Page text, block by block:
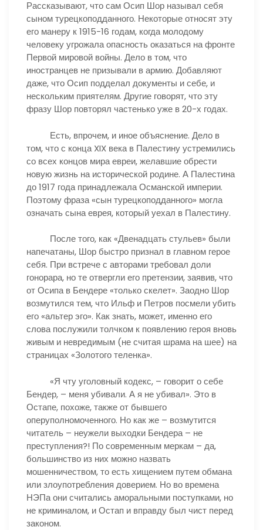
Рассказывают, что сам Осип Шор называл себя
сыном турецкоподданного. Некоторые относят эту
его манеру к 1915-16 годам, когда молодому
человеку угрожала опасность оказаться на фронте
Первой мировой войны. Дело в том, что
иностранцев не призывали в армию. Добавляют
даже, что Осип подделал документы и себе, и
нескольким приятелям. Другие говорят, что эту
фразу Шор повторял частенько уже в 20-х годах.
Есть, впрочем, и иное объяснение. Дело в
том, что с конца XIX века в Палестину устремились
со всех концов мира евреи, желавшие обрести
новую жизнь на исторической родине. А Палестина
до 1917 года принадлежала Османской империи.
Поэтому фраза «сын турецкоподданного» могла
означать сына еврея, который уехал в Палестину.
После того, как «Двенадцать стульев» были
напечатаны, Шор быстро признал в главном герое
себя. При встрече с авторами требовал доли
гонорара, но те отвергли его претензии, заявив, что
от Осипа в Бендере «только скелет». Заодно Шор
возмутился тем, что Ильф и Петров посмели убить
его «альтер эго». Как знать, может, именно его
слова послужили толчком к появлению героя вновь
живым и невредимым (не считая шрама на шее) на
страницах «Золотого теленка».
«Я чту уголовный кодекс, – говорит о себе
Бендер, – меня убивали. А я не убивал». Это в
Остапе, похоже, также от бывшего
оперуполномоченного. Но как же – возмутится
читатель – неужели выходки Бендера – не
преступления?! По современным меркам – да,
большинство из них можно назвать
мошенничеством, то есть хищением путем обмана
или злоупотребления доверием. Но во времена
НЭПа они считались аморальными поступками, но
не криминалом, и Остап и вправду был чист перед
законом.